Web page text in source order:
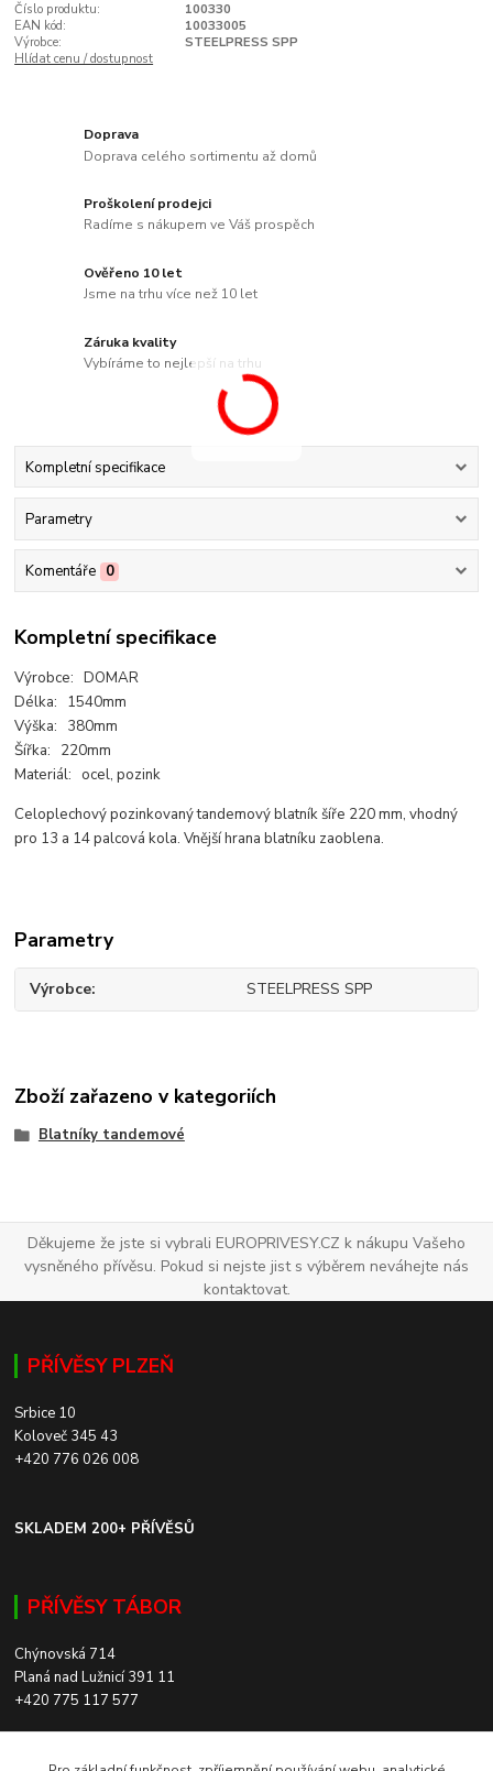
Číslo produktu:
100330
EAN kód:
10033005
Výrobce:
STEELPRESS SPP
Hlídat cenu / dostupnost
Doprava
Doprava celého sortimentu až domů
Proškolení prodejci
Radíme s nákupem ve Váš prospěch
Ověřeno 10 let
Jsme na trhu více než 10 let
Záruka kvality
Vybíráme to nejlepší na trhu
Kompletní specifikace
Parametry
Komentáře 0
Kompletní specifikace
Výrobce: DOMAR
Délka: 1540mm
Výška: 380mm
Šířka: 220mm
Materiál: ocel, pozink
Celoplechový pozinkovaný tandemový blatník šíře 220 mm, vhodný
pro 13 a 14 palcová kola. Vnější hrana blatníku zaoblena.
Parametry
Výrobce STEELPRESS SPP
Zboží zařazeno v kategoriích
Blatníky tandemové
Děkujeme že jste si vybrali EUROPRIVESY.CZ k nákupu Vašeho
vysněného přívěsu. Pokud si nejste jist s výběrem neváhejte nás
kontaktovat.
PŘÍVĚSY PLZEŇ
Srbice 10
Koloveč 345 43
+420 776 026 008
SKLADEM 200+ PŘÍVĚSŮ
PŘÍVĚSY TÁBOR
Chýnovská 714
Planá nad Lužnicí 391 11
+420 775 117 577